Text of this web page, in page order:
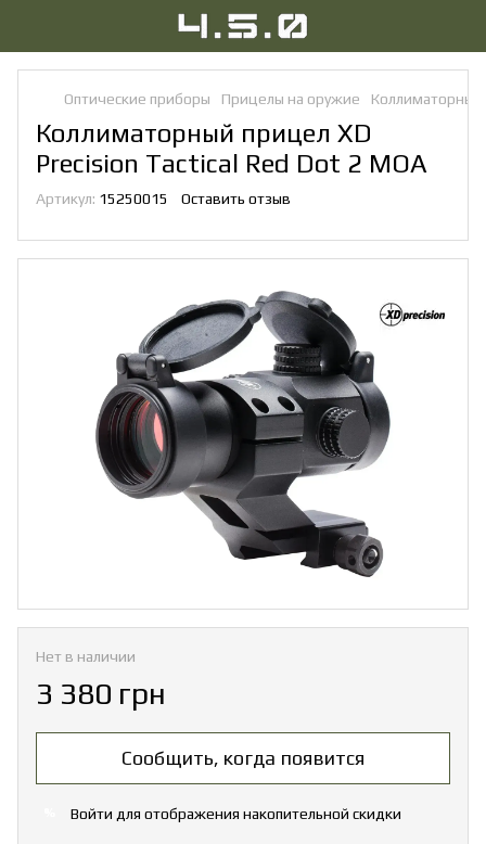
Оптические приборы Прицелы на оружие
Коллиматорный прицел XD
Precision Tactical Red Dot 2 MOA
Артикул: 15250015 Оставить отзыв
Нет в наличии
3 380 грн
Сообщить, когда появится
Войти для отображения накопительной скидки